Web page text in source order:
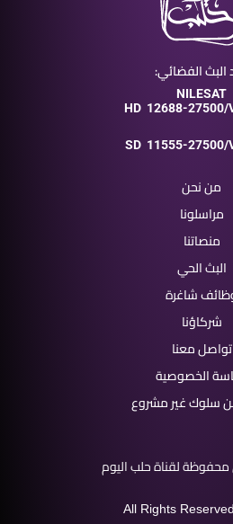
البث الفضائي:
NILESAT
HD
SD
من نحن
مراسلونا
منصاتنا
البث الحي
شاغرة
شركاؤنا
تواصل معنا
الخصوصية
عن سلوك غير مشروع
لقناة حلب اليوم
All Rights